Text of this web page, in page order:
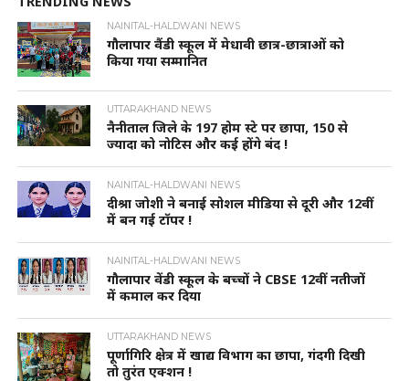
NAINITAL-HALDWANI NEWS
गौलापार वैंडी स्कूल में मेधावी छात्र-छात्राओं को
किया गया सम्मानित
UTTARAKHAND NEWS
नैनीताल जिले के 197 होम स्टे पर छापा, 150 से
ज्यादा को नोटिस और कई होंगे बंद !
NAINITAL-HALDWANI NEWS
दीश्रा जोशी ने बनाई सोशल मीडिया से दूरी और 12वीं
में बन गई टॉपर !
NAINITAL-HALDWANI NEWS
गौलापार वेंडी स्कूल के बच्चों ने CBSE 12वीं नतीजों
में कमाल कर दिया
UTTARAKHAND NEWS
पूर्णागिरि क्षेत्र में खाद्य विभाग का छापा, गंदगी दिखी
तो तुरंत एक्शन !